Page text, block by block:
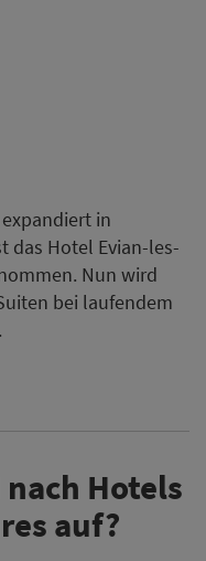
in
das Hotel Evian-les-
Nun wird
bei laufendem
Hotels
auf?